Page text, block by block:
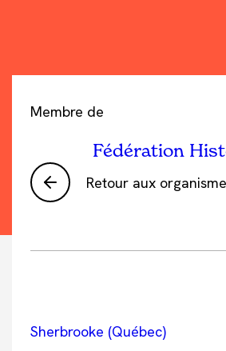
Retour aux
Membre de
Fédération
Sherbrooke (Québec)